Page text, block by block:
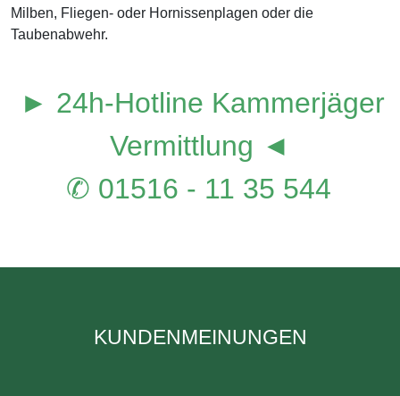
Milben, Fliegen- oder Hornissenplagen oder die
Taubenabwehr.
► 24h-Hotline Kammerjäger
Vermittlung ◄
✆ 01516 - 11 35 544
KUNDENMEINUNGEN